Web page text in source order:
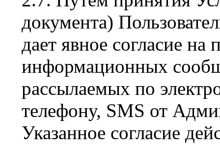
документа)
дает явное согласие
информационных
рассылаемых по
телефону, SMS от
Указанное согласие